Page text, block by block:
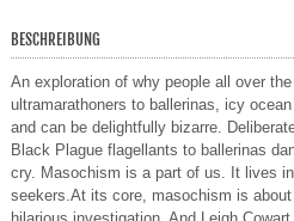
BESCHREIBUNG
An exploration of why people all over
ultramarathoners to ballerinas, icy
and can be delightfully bizarre.
Black Plague flagellants to ballerinas
cry. Masochism is a part of us. It lives
seekers.At its core, masochism is